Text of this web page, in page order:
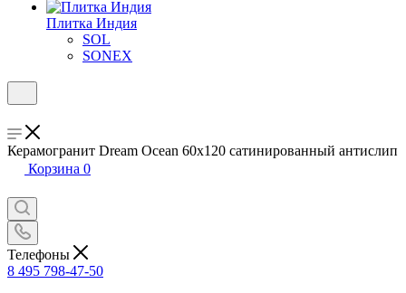
Плитка Индия
SOL
SONEX
Керамогранит Dream Ocean 60х120 сатинированный антислип
Корзина 0
Телефоны
8 495 798-47-50